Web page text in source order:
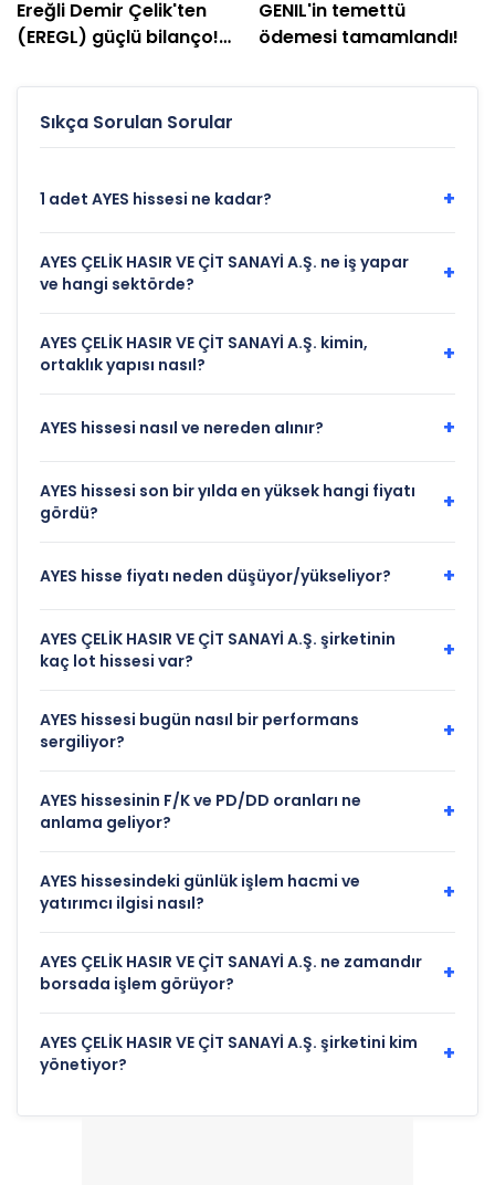
Ereğli Demir Çelik'ten
(EREGL) güçlü bilanço!
GENIL'in temettü
ödemesi tamamlandı!
Sıkça Sorulan Sorular
1 adet AYES hissesi ne kadar? +
AYES ÇELİK HASIR VE ÇİT SANAYİ A.Ş. ne iş yapar
ve hangi sektörde?
+
AYES ÇELİK HASIR VE ÇİT SANAYİ A.Ş. kimin,
ortaklık yapısı nasıl?
+
AYES hissesi nasıl ve nereden alınır? +
AYES hissesi son bir yılda en yüksek hangi fiyatı
gördü?
+
AYES hisse fiyatı neden düşüyor/yükseliyor? +
AYES ÇELİK HASIR VE ÇİT SANAYİ A.Ş. şirketinin
kaç lot hissesi var?
+
AYES hissesi bugün nasıl bir performans
sergiliyor?
+
AYES hissesinin F/K ve PD/DD oranları ne
anlama geliyor?
+
AYES hissesindeki günlük işlem hacmi ve
yatırımcı ilgisi nasıl?
+
AYES ÇELİK HASIR VE ÇİT SANAYİ A.Ş. ne zamandır
borsada işlem görüyor?
+
AYES ÇELİK HASIR VE ÇİT SANAYİ A.Ş. şirketini kim
yönetiyor?
+